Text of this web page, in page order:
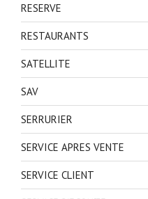
RESERVE
RESTAURANTS
SATELLITE
SAV
SERRURIER
SERVICE APRES VENTE
SERVICE CLIENT